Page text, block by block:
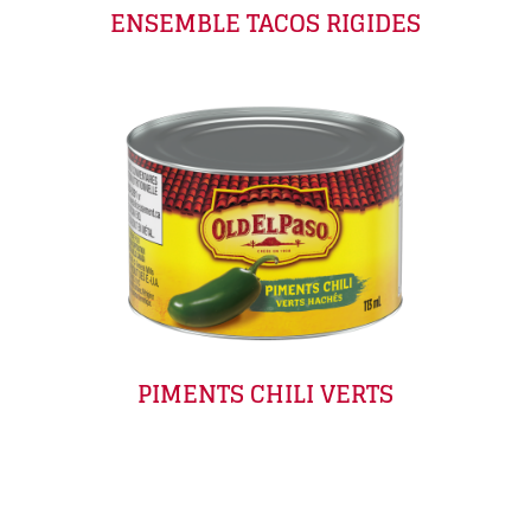
ENSEMBLE TACOS RIGIDES
PIMENTS CHILI VERTS